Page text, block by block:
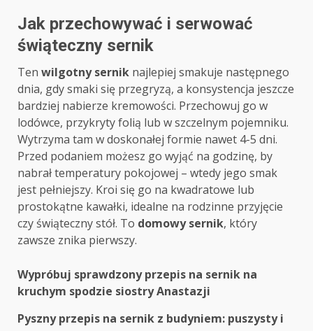
Jak przechowywać i serwować
świąteczny sernik
Ten wilgotny sernik najlepiej smakuje następnego
dnia, gdy smaki się przegryzą, a konsystencja jeszcze
bardziej nabierze kremowości. Przechowuj go w
lodówce, przykryty folią lub w szczelnym pojemniku.
Wytrzyma tam w doskonałej formie nawet 4-5 dni.
Przed podaniem możesz go wyjąć na godzinę, by
nabrał temperatury pokojowej – wtedy jego smak
jest pełniejszy. Kroi się go na kwadratowe lub
prostokątne kawałki, idealne na rodzinne przyjęcie
czy świąteczny stół. To domowy sernik, który
zawsze znika pierwszy.
Post
navigation
Wypróbuj sprawdzony przepis na sernik na
kruchym spodzie siostry Anastazji
Pyszny przepis na sernik z budyniem: puszysty i